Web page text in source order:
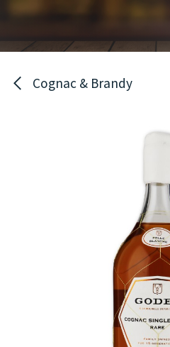
Cognac & Brandy